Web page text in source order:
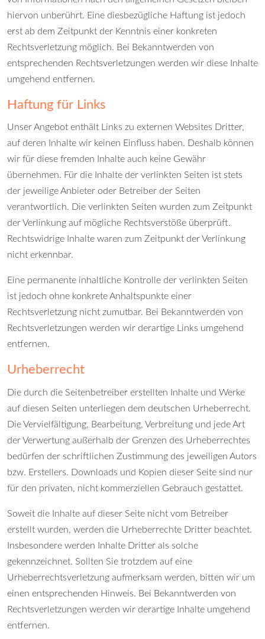
hiervon unberührt. Eine diesbezügliche Haftung ist jedoch
erst ab dem Zeitpunkt der Kenntnis einer konkreten
Rechtsverletzung möglich. Bei Bekanntwerden von
entsprechenden Rechtsverletzungen werden wir diese Inhalte
umgehend entfernen.
Haftung für Links
Unser Angebot enthält Links zu externen Websites Dritter,
auf deren Inhalte wir keinen Einfluss haben. Deshalb können
wir für diese fremden Inhalte auch keine Gewähr
übernehmen. Für die Inhalte der verlinkten Seiten ist stets
der jeweilige Anbieter oder Betreiber der Seiten
verantwortlich. Die verlinkten Seiten wurden zum Zeitpunkt
der Verlinkung auf mögliche Rechtsverstöße überprüft.
Rechtswidrige Inhalte waren zum Zeitpunkt der Verlinkung
nicht erkennbar.
Eine permanente inhaltliche Kontrolle der verlinkten Seiten
ist jedoch ohne konkrete Anhaltspunkte einer
Rechtsverletzung nicht zumutbar. Bei Bekanntwerden von
Rechtsverletzungen werden wir derartige Links umgehend
entfernen.
Urheberrecht
Die durch die Seitenbetreiber erstellten Inhalte und Werke
auf diesen Seiten unterliegen dem deutschen Urheberrecht.
Die Vervielfältigung, Bearbeitung, Verbreitung und jede Art
der Verwertung außerhalb der Grenzen des Urheberrechtes
bedürfen der schriftlichen Zustimmung des jeweiligen Autors
bzw. Erstellers. Downloads und Kopien dieser Seite sind nur
für den privaten, nicht kommerziellen Gebrauch gestattet.
Soweit die Inhalte auf dieser Seite nicht vom Betreiber
erstellt wurden, werden die Urheberrechte Dritter beachtet.
Insbesondere werden Inhalte Dritter als solche
gekennzeichnet. Sollten Sie trotzdem auf eine
Urheberrechtsverletzung aufmerksam werden, bitten wir um
einen entsprechenden Hinweis. Bei Bekanntwerden von
Rechtsverletzungen werden wir derartige Inhalte umgehend
entfernen.